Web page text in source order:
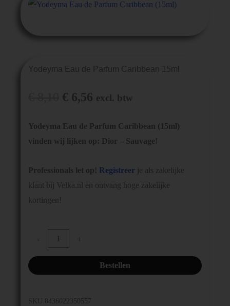
Yodeyma Eau de Parfum Caribbean 15ml
€ 6,56 excl. btw
Yodeyma Eau de Parfum Caribbean (15ml)
vinden wij lijken op: Dior – Sauvage!
Professionals let op! Registreer je als zakelijke
klant bij Velka.nl en ontvang hoge zakelijke
kortingen!
- +
Bestellen
SKU 8436022350557